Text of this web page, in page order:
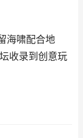
海啸配合地
收录到创意玩